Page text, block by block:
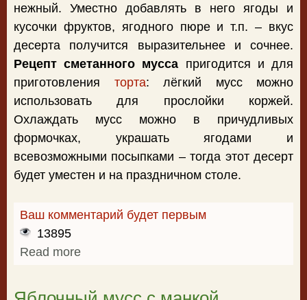
нежный. Уместно добавлять в него ягоды и
кусочки фруктов, ягодного пюре и т.п. – вкус
десерта получится выразительнее и сочнее.
Рецепт сметанного мусса пригодится и для
приготовления торта: лёгкий мусс можно
использовать для прослойки коржей.
Охлаждать мусс можно в причудливых
формочках, украшать ягодами и
всевозможными посыпками – тогда этот десерт
будет уместен и на праздничном столе.
Ваш комментарий будет первым
13895
Read more